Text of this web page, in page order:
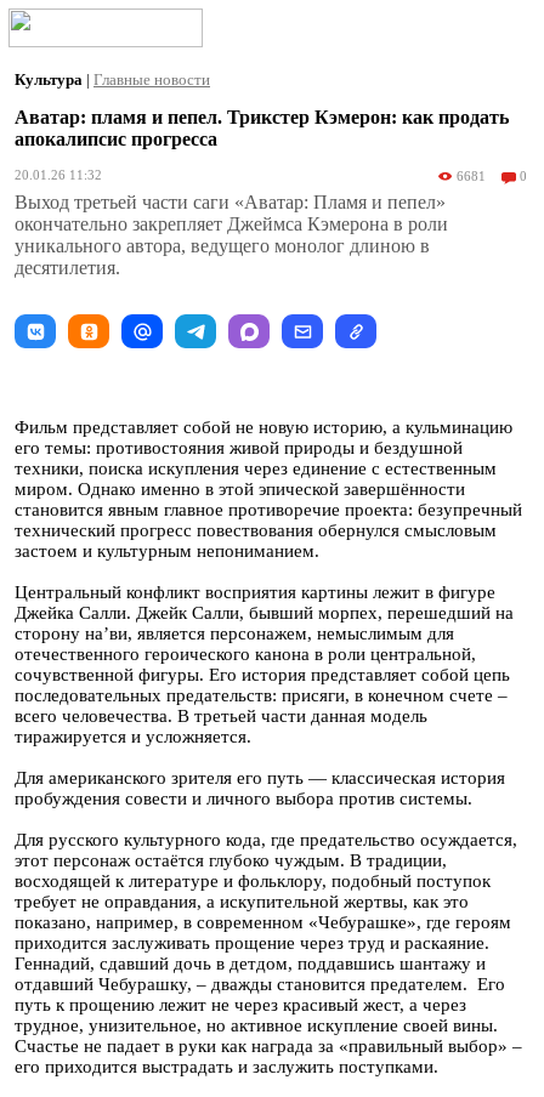
Культура | Главные новости
Аватар: пламя и пепел. Трикстер Кэмерон: как продать
апокалипсис прогресса
20.01.26 11:32 6681 0
Выход третьей части саги «Аватар: Пламя и пепел»
окончательно закрепляет Джеймса Кэмерона в роли
уникального автора, ведущего монолог длиною в
десятилетия.
Фильм представляет собой не новую историю, а кульминацию
его темы: противостояния живой природы и бездушной
техники, поиска искупления через единение с естественным
миром. Однако именно в этой эпической завершённости
становится явным главное противоречие проекта: безупречный
технический прогресс повествования обернулся смысловым
застоем и культурным непониманием.
Центральный конфликт восприятия картины лежит в фигуре
Джейка Салли. Джейк Салли, бывший морпех, перешедший на
сторону на’ви, является персонажем, немыслимым для
отечественного героического канона в роли центральной,
сочувственной фигуры. Его история представляет собой цепь
последовательных предательств: присяги, в конечном счете –
всего человечества. В третьей части данная модель
тиражируется и усложняется.
Для американского зрителя его путь — классическая история
пробуждения совести и личного выбора против системы.
Для русского культурного кода, где предательство осуждается,
этот персонаж остаётся глубоко чуждым. В традиции,
восходящей к литературе и фольклору, подобный поступок
требует не оправдания, а искупительной жертвы, как это
показано, например, в современном «Чебурашке», где героям
приходится заслуживать прощение через труд и раскаяние.
Геннадий, сдавший дочь в детдом, поддавшись шантажу и
отдавший Чебурашку, – дважды становится предателем. Его
путь к прощению лежит не через красивый жест, а через
трудное, унизительное, но активное искупление своей вины.
Счастье не падает в руки как награда за «правильный выбор» –
его приходится выстрадать и заслужить поступками.